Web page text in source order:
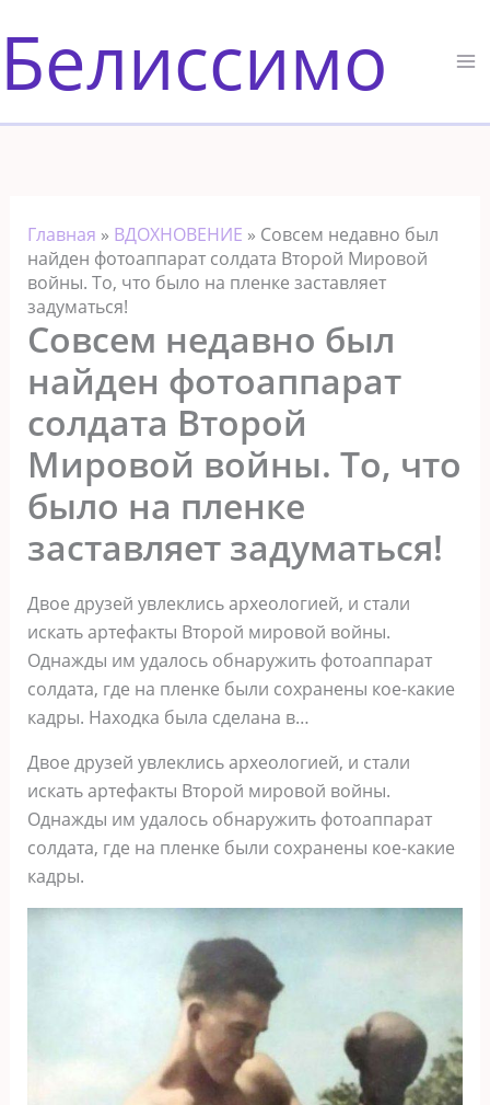
к
содержимому
Белиссимо
Главная » ВДОХНОВЕНИЕ » Совсем недавно был
найден фотоаппарат солдата Второй Мировой
войны. То, что было на пленке заставляет
задуматься!
Совсем недавно был
найден фотоаппарат
солдата Второй
Мировой войны. То, что
было на пленке
заставляет задуматься!
Двое друзей увлеклись археологией, и стали
искать артефакты Второй мировой войны.
Однажды им удалось обнаружить фотоаппарат
солдата, где на пленке были сохранены кое-какие
кадры. Находка была сделана в…
Двое друзей увлеклись археологией, и стали
искать артефакты Второй мировой войны.
Однажды им удалось обнаружить фотоаппарат
солдата, где на пленке были сохранены кое-какие
кадры.